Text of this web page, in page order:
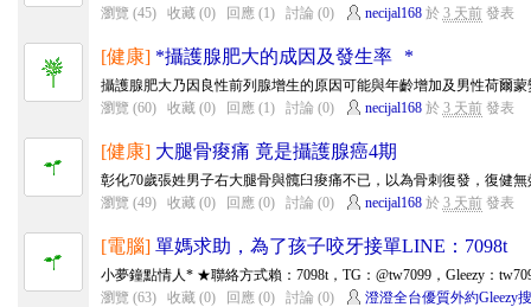
瀏覽 (45)
收藏 (0) 回應 (1) 討論 (0) necijal168於 3 天前發表
[健康] *攝護腺肥大的成因及發生率 *
攝護腺肥大乃因良性前列腺增生的原因可能與年齡增加及男性荷爾
瀏覽 (60)
收藏 (0) 回應 (1) 討論 (0) necijal168於 3 天前發表
[健康] 大腿骨痠痛 竟是攝護腺癌4期
彰化70歲張姓男子右大腿骨與髖臼痠痛不已，以為骨刺復發，復健
瀏覽 (49)
收藏 (0) 回應 (0) 討論 (0) necijal168於 3 天前發表
[電腦] 單媽求助，為了孩子咬牙接單LINE：7098t
小夢鐘點情人* ★聯絡方式賴：7098t，TG：@tw7099，Gleezy：
瀏覽 (63)
收藏 (0) 回應 (0) 討論 (0) 澄澄全台優質外約Gleezy